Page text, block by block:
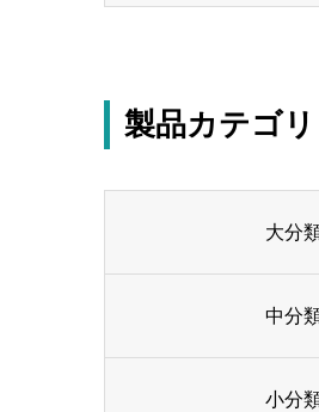
製品カテゴリ
大分
中分
小分